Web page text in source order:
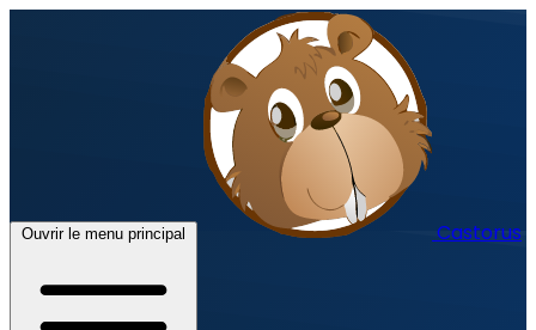
Ouvrir le menu principal Castorus